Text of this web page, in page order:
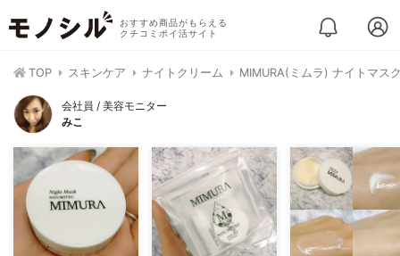
おすすめ商品がもらえる
クチコミポイ活サイト
TOP スキンケア ナイトクリーム MIMURA(ミムラ) ナイトマス
会社員 / 美容モニター
みこ